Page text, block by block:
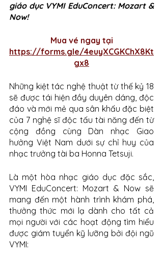
giáo dục VYMI EduConcert: Mozart &
Now!
Mua vé ngay tại
https://forms.gle/4euyXCGKChX8Kt
gx8
Những kiệt tác nghệ thuật từ thế kỷ 18
sẽ được tái hiện đầy duyên dáng, độc
đáo và mới mẻ qua sân khấu đặc biệt
của 7 nghệ sĩ độc tấu tài năng đến từ
cộng đồng cùng Dàn nhạc Giao
hưởng Việt Nam dưới sự chỉ huy của
nhạc trưởng tài ba Honna Tetsuji.
Là một hòa nhạc giáo dục đặc sắc,
VYMI EduConcert: Mozart & Now sẽ
mang đến một hành trình khám phá,
thưởng thức mới lạ dành cho tất cả
mọi người với các hoạt động tìm hiểu
được giám tuyển kỹ lưỡng bởi đội ngũ
VYMI: